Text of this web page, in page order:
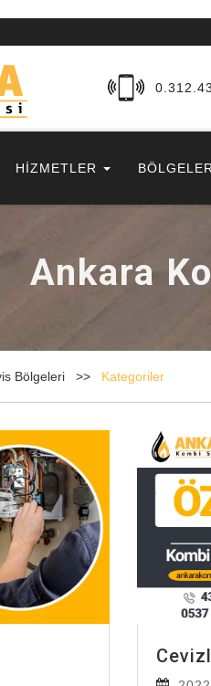
HİZMETLER BÖLGELER
Ankara
Bölgeleri Kategoriler